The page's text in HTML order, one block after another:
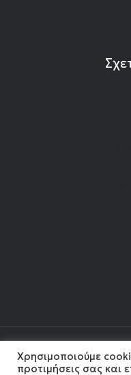
Χρησιμοποιούμε
προτιμήσεις σας και